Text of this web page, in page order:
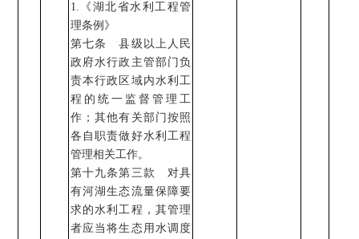
1. 《 湖北省水利工程管
理条例》
第七条 县级以上人民
政府水行政主管部门负
责本行政区域内水利工
程的统一监督管理工
作；其他有关部门按照
各自职责做好水利工程
管理相关工作。
第十九条第三款
对具
有河湖生态流量保障要
求的水利工程，其管理
者应当将生态用水调度